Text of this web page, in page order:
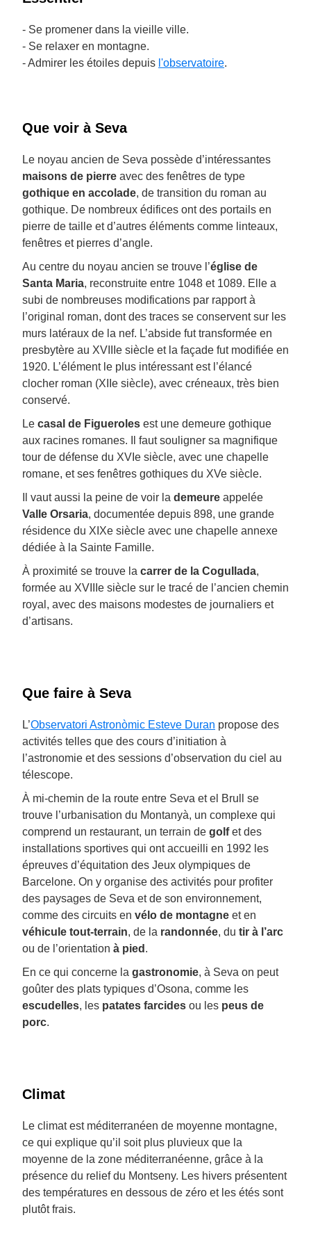
- Se promener dans la vieille ville.
- Se relaxer en montagne.
- Admirer les étoiles depuis l'observatoire.
Que voir à Seva
Le noyau ancien de Seva possède d’intéressantes
maisons de pierre avec des fenêtres de type
gothique en accolade, de transition du roman au
gothique. De nombreux édifices ont des portails en
pierre de taille et d’autres éléments comme linteaux,
fenêtres et pierres d’angle.
Au centre du noyau ancien se trouve l’église de
Santa Maria, reconstruite entre 1048 et 1089. Elle a
subi de nombreuses modifications par rapport à
l’original roman, dont des traces se conservent sur les
murs latéraux de la nef. L’abside fut transformée en
presbytère au XVIIIe siècle et la façade fut modifiée en
1920. L’élément le plus intéressant est l’élancé
clocher roman (XIIe siècle), avec créneaux, très bien
conservé.
Le casal de Figueroles est une demeure gothique
aux racines romanes. Il faut souligner sa magnifique
tour de défense du XVIe siècle, avec une chapelle
romane, et ses fenêtres gothiques du XVe siècle.
Il vaut aussi la peine de voir la demeure appelée
Valle Orsaria, documentée depuis 898, une grande
résidence du XIXe siècle avec une chapelle annexe
dédiée à la Sainte Famille.
À proximité se trouve la carrer de la Cogullada,
formée au XVIIIe siècle sur le tracé de l’ancien chemin
royal, avec des maisons modestes de journaliers et
d’artisans.
Que faire à Seva
L’Observatori Astronòmic Esteve Duran propose des
activités telles que des cours d’initiation à
l’astronomie et des sessions d’observation du ciel au
télescope.
À mi-chemin de la route entre Seva et el Brull se
trouve l’urbanisation du Montanyà, un complexe qui
comprend un restaurant, un terrain de golfet des
installations sportives qui ont accueilli en 1992 les
épreuves d’équitation des Jeux olympiques de
Barcelone. On y organise des activités pour profiter
des paysages de Seva et de son environnement,
comme des circuits en vélo de montagne et en
véhicule tout-terrain, de la randonnée, du tir à l’arc
ou de l’orientation à pied .
En ce qui concerne la gastronomie, à Seva on peut
goûter des plats typiques d’Osona, comme les
escudelles, les patates farcides ou les peus de
porc.
Climat
Le climat est méditerranéen de moyenne montagne,
ce qui explique qu’il soit plus pluvieux que la
moyenne de la zone méditerranéenne, grâce à la
présence du relief du Montseny. Les hivers présentent
des températures en dessous de zéro et les étés sont
plutôt frais.